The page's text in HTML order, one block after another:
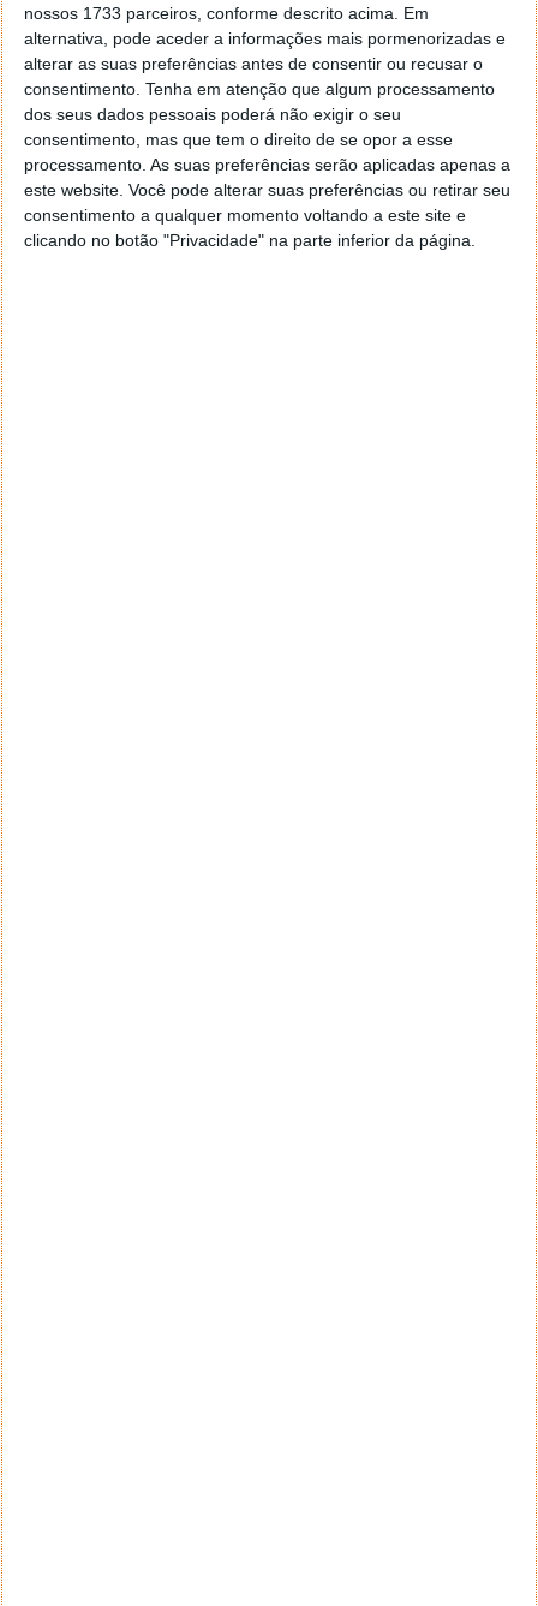
nossos 1733 parceiros, conforme descrito acima. Em
alternativa, pode aceder a informações mais pormenorizadas e
alterar as suas preferências antes de consentir ou recusar o
consentimento. Tenha em atenção que algum processamento
dos seus dados pessoais poderá não exigir o seu
consentimento, mas que tem o direito de se opor a esse
processamento. As suas preferências serão aplicadas apenas a
este website. Você pode alterar suas preferências ou retirar seu
consentimento a qualquer momento voltando a este site e
clicando no botão "Privacidade" na parte inferior da página.
Este artigo tem mais de um ano
Acompanhe o Pplware no Google Notícias
Proponha uma correção, faça uma sugestão